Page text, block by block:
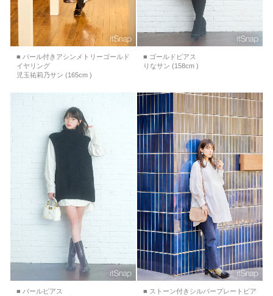
■ パール付きアシンメトリーゴールド
イヤリング
児玉祐莉乃サン (165cm )
■ ゴールドピアス
りなサン (158cm )
■ パールピアス
■ ストーン付きシルバープレートピア